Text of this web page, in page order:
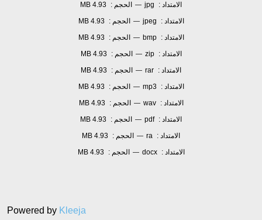
Powered by Kleeja
الامتداد :
jpg
— الحجم :
4.93 MB
الامتداد :
jpeg
— الحجم :
4.93 MB
الامتداد :
bmp
— الحجم :
4.93 MB
الامتداد :
zip
— الحجم :
4.93 MB
الامتداد : rar
— الحجم :
4.93 MB
الامتداد :
mp3
— الحجم :
4.93 MB
الامتداد :
wav
— الحجم :
4.93 MB
الامتداد : pdf
— الحجم :
4.93 MB
الامتداد : ra
— الحجم :
4.93 MB
الامتداد :
docx
— الحجم : 4.93 MB